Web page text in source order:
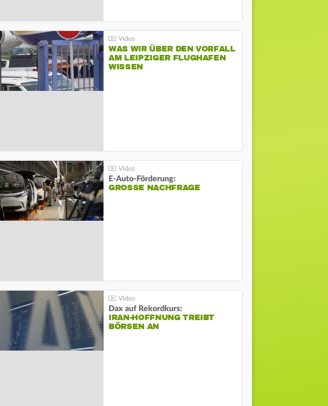
WAS WIR ÜBER DEN VORFALL
AM LEIPZIGER FLUGHAFEN
WISSEN
E-Auto-Förderung:
GROSSE NACHFRAGE
Dax auf Rekordkurs:
IRAN-HOFFNUNG TREIBT
BÖRSEN AN